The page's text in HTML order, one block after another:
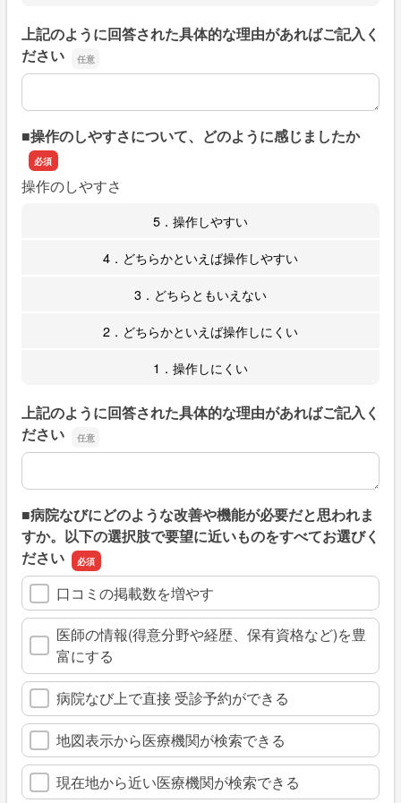
上記のように回答された具体的な理由があればご記入く
ださい
上記のように回答された具体的な理由があればご記入くだ
■操作のしやすさについて、どのように感じましたか
操作のしやすさ
5．操作しやすい
4．どちらかといえば操作しやすい
3．どちらともいえない
2．どちらかといえば操作しにくい
1．操作しにくい
上記のように回答された具体的な理由があればご記入く
ださい
上記のように回答された具体的な理由があればご記入くだ
■病院なびにどのような改善や機能が必要だと思われま
すか。以下の選択肢で要望に近いものをすべてお選びく
ださい
口コミの掲載数を増やす
医師の情報(得意分野や経歴、保有資格など)を豊
富にする
病院なび上で直接 受診予約ができる
地図表示から医療機関が検索できる
現在地から近い医療機関が検索できる